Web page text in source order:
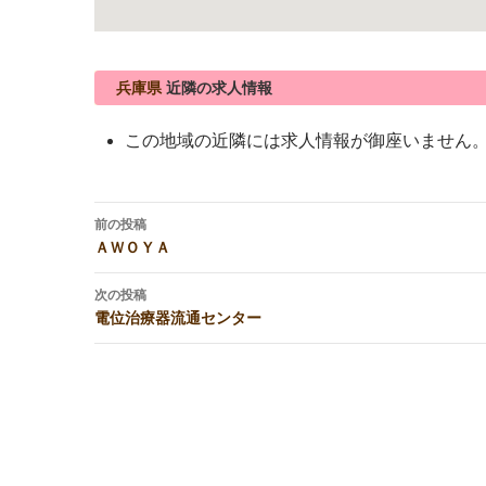
兵庫県近隣の求人情報
この地域の近隣には求人情報が御座いません
投
稿
ナ
ビ
ゲ
ー
前の投稿
ＡＷＯＹＡ
次の投稿
電位治療器流通センター